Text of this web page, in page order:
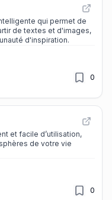
qui permet de
de textes et d'images,
d'inspiration.
0
et facile d’utilisation,
de votre vie
0